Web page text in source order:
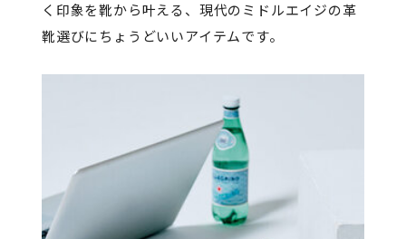
く印象を靴から叶える、現代のミドルエイジの革
靴選びにちょうどいいアイテムです。